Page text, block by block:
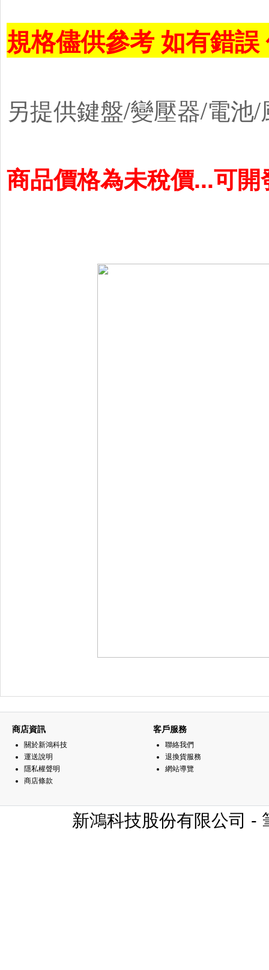
規格儘供參考 如有錯
另提供鍵盤/變壓器/電池
商品價格為未稅價...可
商店資訊
關於新鴻科技
運送說明
隱私權聲明
商店條款
客戶服務
聯絡我們
退換貨服務
網站導覽
新鴻科技股份有限公司 -